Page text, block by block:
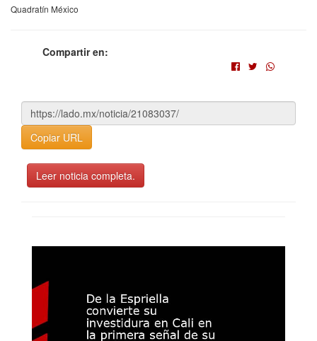
Quadratín México
Compartir en:
Copiar URL
Leer noticia completa.